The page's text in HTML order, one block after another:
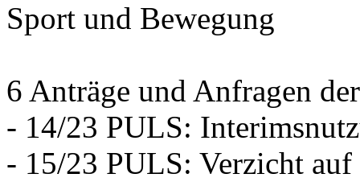
Sport und Bewegung
6 Anträge und Anfragen
- 14/23 PULS:
- 15/23 PULS: Verzicht